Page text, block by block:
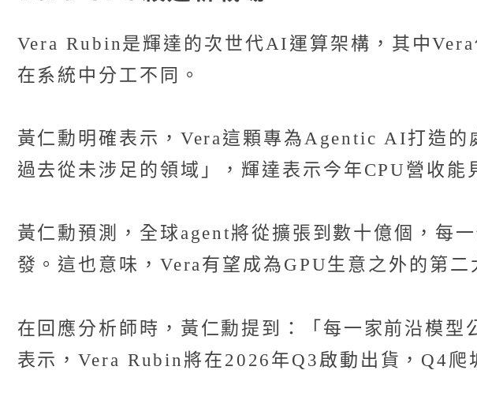
Vera Rubin是輝達的次世代AI運算架構，其中
在系統中分工不同。
黃仁勳明確表示，Vera這顆專為Agentic AI打造
過去從未涉足的領域」，輝達表示今年CPU營收能
黃仁勳預測，全球agent將從擴張到數十億個，每
發。這也意味，Vera有望成為GPU生意之外的第
在回應分析師時，黃仁勳提到：「每一家前沿模
表示，Vera Rubin將在2026年Q3啟動出貨，Q4爬